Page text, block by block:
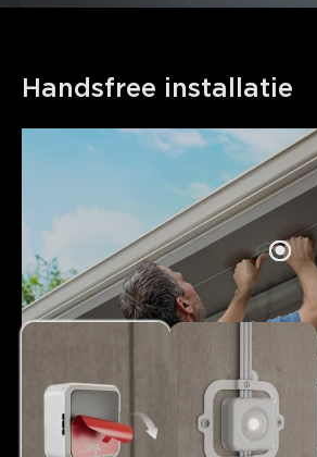
Handsfree installatie